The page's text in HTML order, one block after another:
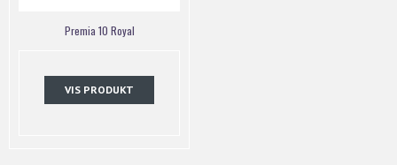
Premia 10 Royal
VIS PRODUKT